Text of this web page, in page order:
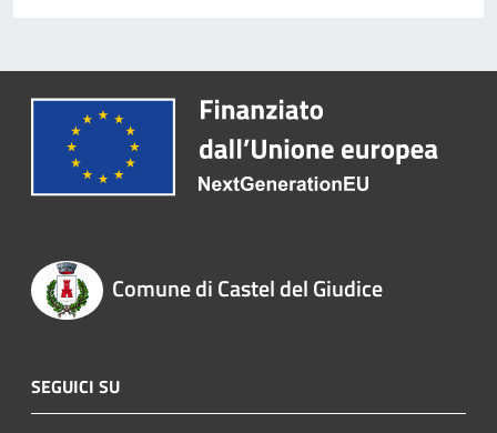
Comune di Castel del Giudice
SEGUICI SU